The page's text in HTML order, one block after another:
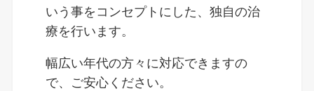
いう事をコンセプトにした、独自の治
療を行います。
幅広い年代の方々に対応できますの
で、ご安心ください。